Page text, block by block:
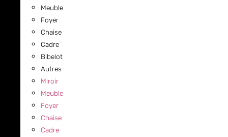
Meuble
Foyer
Chaise
Cadre
Bibelot
Autres
Miroir
Meuble
Foyer
Chaise
Cadre